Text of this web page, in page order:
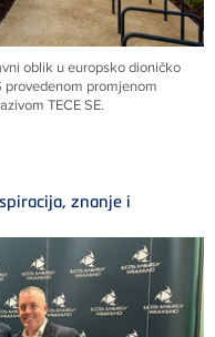
oblik u europsko dioničko
provedenom promjenom
TECESE.
znanje i